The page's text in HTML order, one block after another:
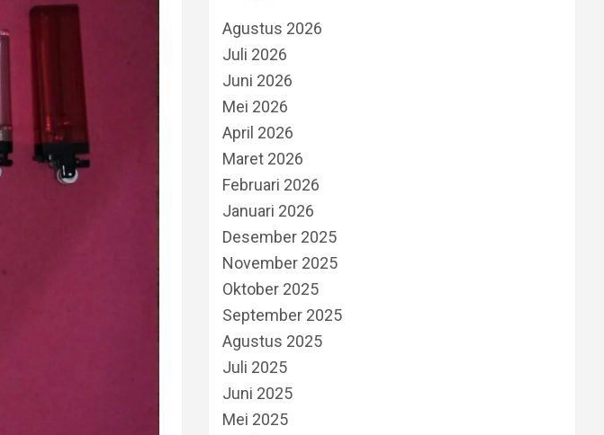
Agustus 2026
Juli 2026
Juni 2026
Mei 2026
April 2026
Maret 2026
Februari 2026
Januari 2026
Desember 2025
November 2025
Oktober 2025
September 2025
Agustus 2025
Juli 2025
Juni 2025
Mei 2025